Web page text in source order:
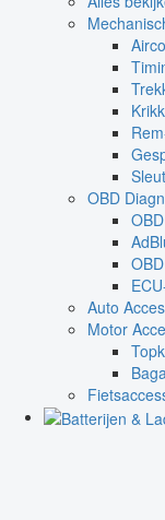
OBD
Auto
Motor